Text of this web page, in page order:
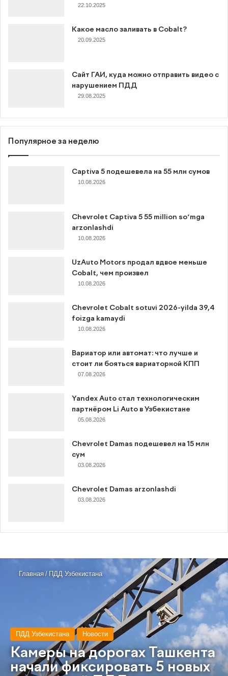
22.10.2025
Какое масло заливать в Cobalt?
20.09.2025
Сайт ГАИ, куда можно отправить видео с
нарушением ПДД
29.08.2025
Популярное за неделю
Captiva 5 подешевела на 55 млн сумов
10.08.2026
Chevrolet Captiva 5 55 million soʻmga
arzonlashdi
10.08.2026
UzAuto Motors продал вдвое меньше
Cobalt, чем произвел
10.08.2026
Chevrolet Cobalt sotuvi 2026-yilda 39,4
foizga kamaydi
10.08.2026
Вариатор или автомат: что лучше и
стоит ли бояться вариаторной КПП
07.08.2026
Yandex Auto стал технологическим
партнёром Li Auto в Узбекистане
05.08.2026
Chevrolet Damas подешевел на 15 млн
сум
03.08.2026
Chevrolet Damas arzonlashdi
03.08.2026